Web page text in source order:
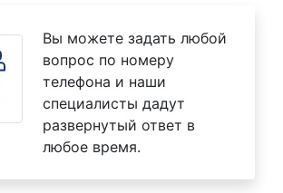
Вы можете задать любой
вопрос по номеру
телефона и наши
специалисты дадут
развернутый ответ в
любое время.